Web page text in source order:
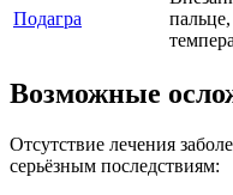
Подагра
Возможные
Отсутствие лечения
серьёзным последствиям: